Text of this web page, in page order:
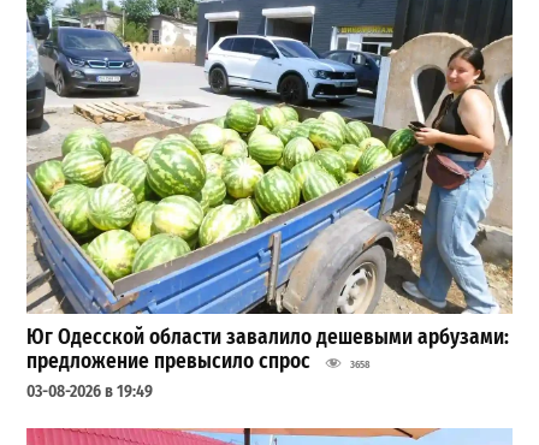
Юг Одесской области завалило дешевыми арбузами:
предложение превысило спрос
3658
03-08-2026 в 19:49